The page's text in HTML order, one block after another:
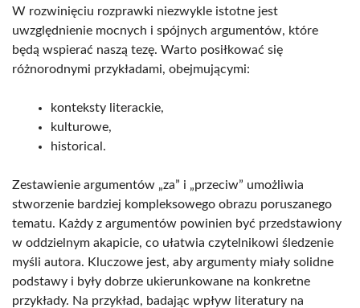
W rozwinięciu rozprawki niezwykle istotne jest
uwzględnienie mocnych i spójnych argumentów, które
będą wspierać naszą tezę. Warto posiłkować się
różnorodnymi przykładami, obejmującymi:
konteksty literackie,
kulturowe,
historical.
Zestawienie argumentów „za” i „przeciw” umożliwia
stworzenie bardziej kompleksowego obrazu poruszanego
tematu. Każdy z argumentów powinien być przedstawiony
w oddzielnym akapicie, co ułatwia czytelnikowi śledzenie
myśli autora. Kluczowe jest, aby argumenty miały solidne
podstawy i były dobrze ukierunkowane na konkretne
przykłady. Na przykład, badając wpływ literatury na